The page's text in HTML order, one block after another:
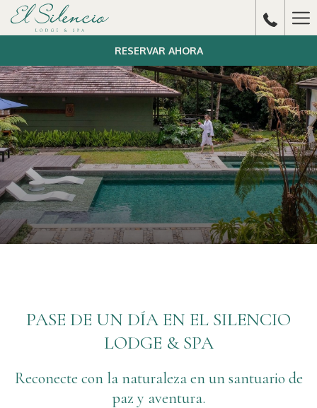
RESERVAR AHORA
PASE DE UN DÍA EN EL SILENCIO
LODGE & SPA
Reconecte con la naturaleza en un santuario de
paz y aventura.